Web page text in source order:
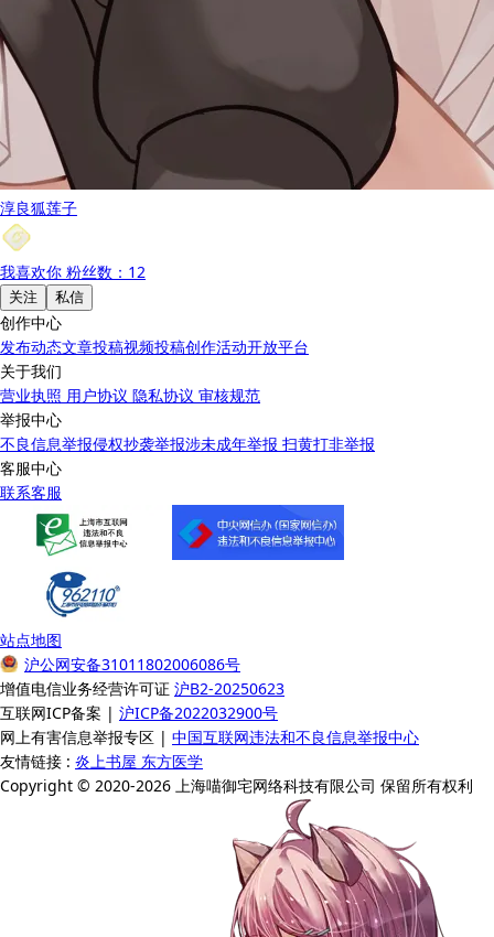
淳良狐莲子
我喜欢你 粉丝数：12
关注 私信
创作中心
发布动态文章投稿视频投稿创作活动开放平台
关于我们
营业执照 用户协议 隐私协议 审核规范
举报中心
不良信息举报侵权抄袭举报涉未成年举报 扫黄打非举报
客服中心
联系客服
站点地图
沪公网安备31011802006086号
增值电信业务经营许可证 沪B2-20250623
互联网ICP备案 | 沪ICP备2022032900号
网上有害信息举报专区 | 中国互联网违法和不良信息举报中心
友情链接 : 炎上书屋 东方医学
Copyright © 2020-2026 上海喵御宅网络科技有限公司 保留所有权利